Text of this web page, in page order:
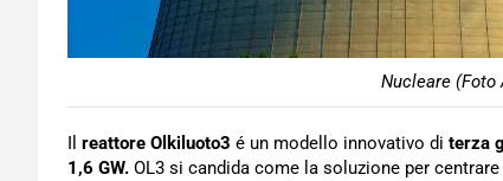
Nucleare (Foto
Il reattore Olkiluoto3 é un modello innovativo di terza
1,6 GW. OL3 si candida come la soluzione per